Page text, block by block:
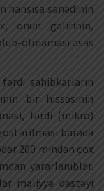
hansısa sənədinin
onun gəlirinin,
olmaması əsas
sahibkarların
bir hissəsinin
fərdi (mikro)
barədə
200 mindən çox
yararlanıblar.
maliyyə dəstəyi